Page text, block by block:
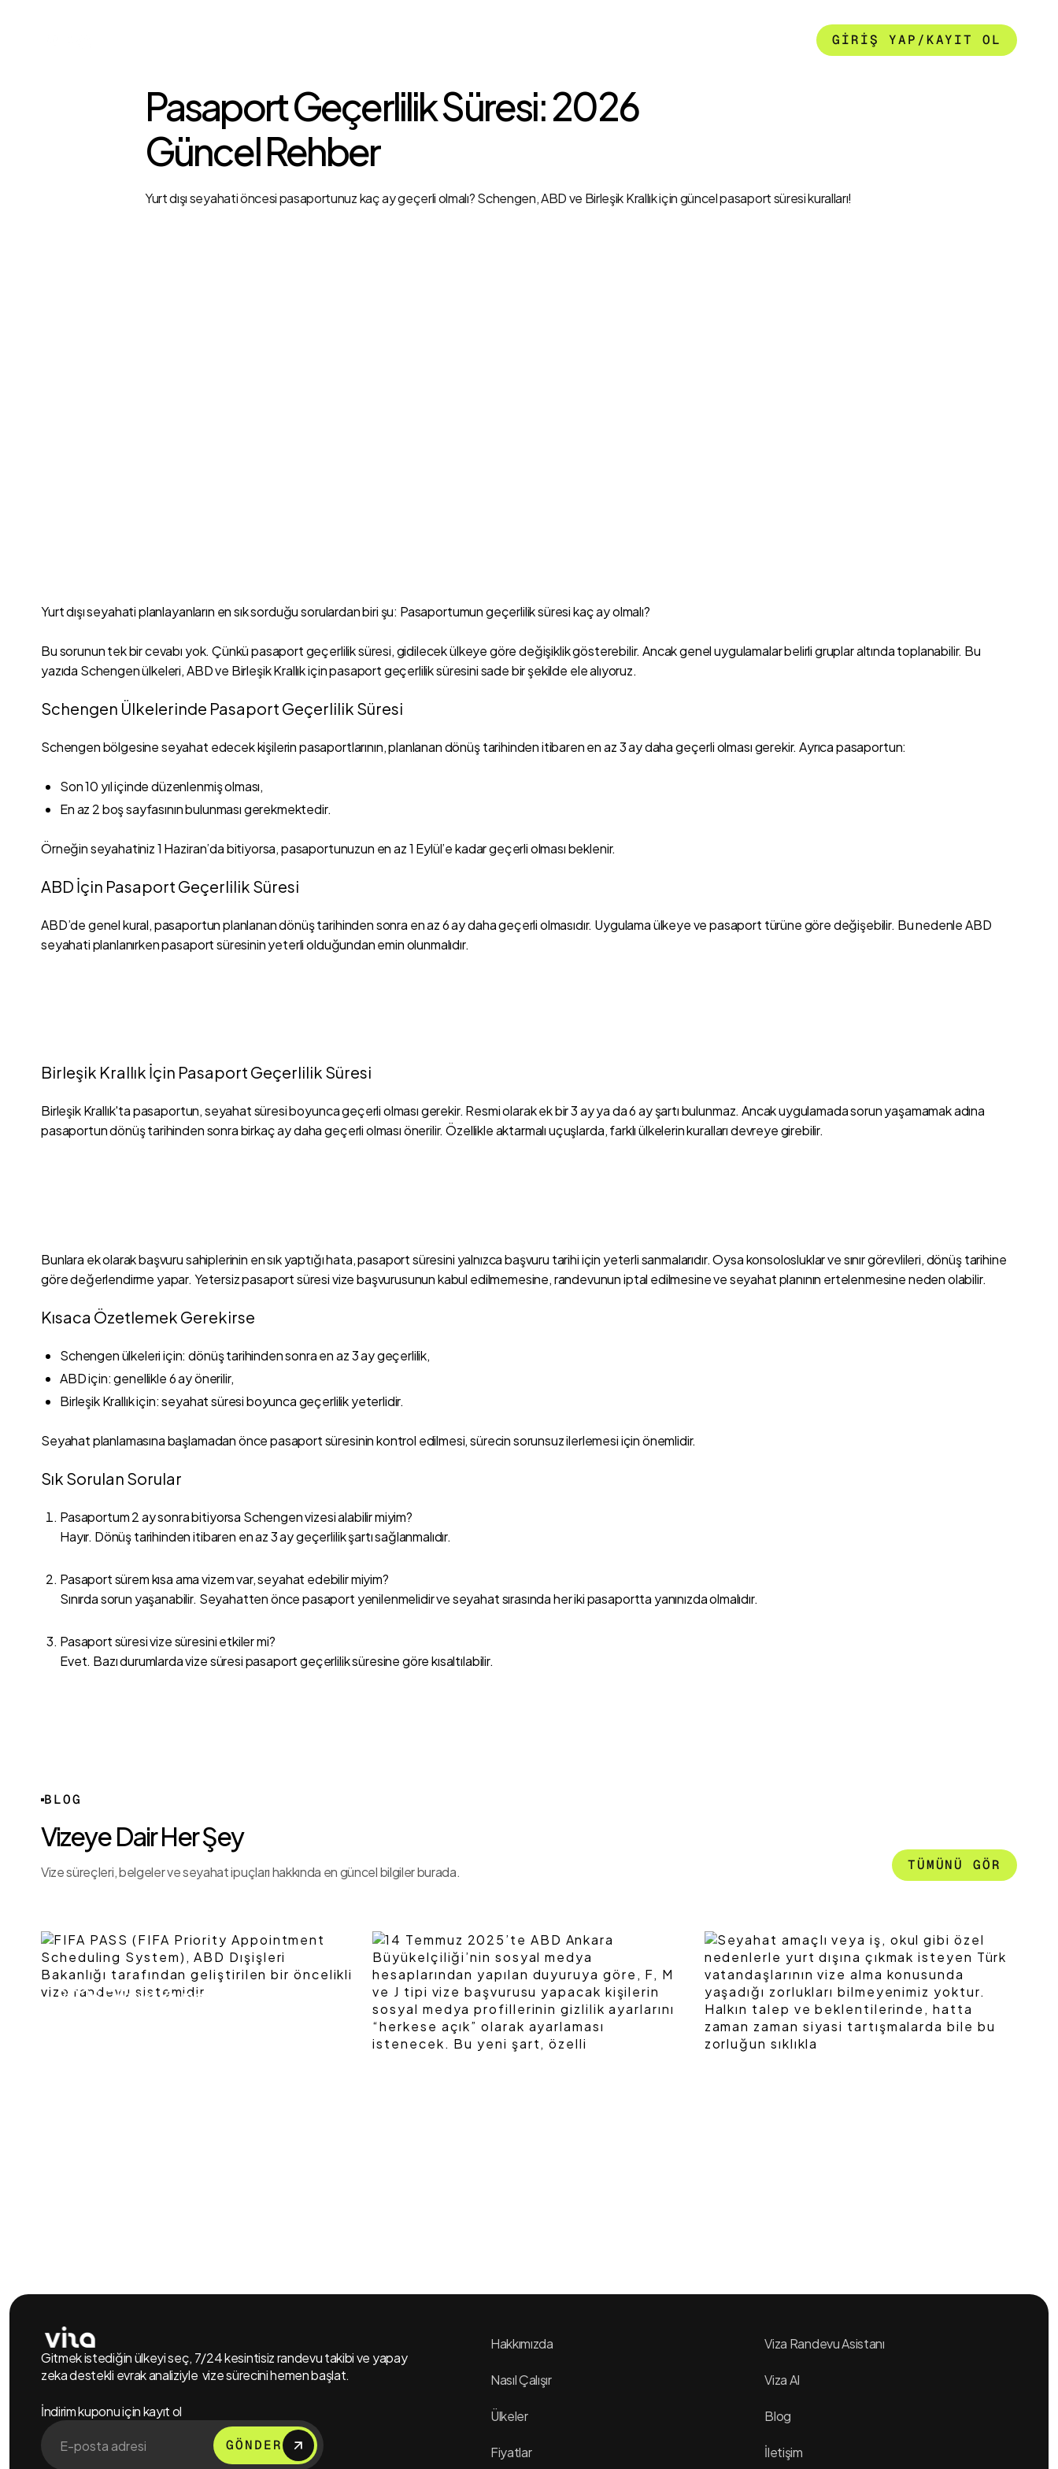
GİRİŞ YAP/KAYIT OL
Pasaport Geçerlilik Süresi: 2026
Güncel Rehber
Yurt dışı seyahati öncesi pasaportunuz kaç ay geçerli olmalı? Schengen, ABD ve Birleşik Krallık için güncel pasaport süresi kuralları!
Yurt dışı seyahati planlayanların en sık sorduğu sorulardan biri şu: Pasaportumun geçerlilik süresi kaç ay olmalı?
Bu sorunun tek bir cevabı yok. Çünkü pasaport geçerlilik süresi, gidilecek ülkeye göre değişiklik gösterebilir. Ancak genel uygulamalar belirli gruplar altında toplanabilir. Bu
yazıda Schengen ülkeleri, ABD ve Birleşik Krallık için pasaport geçerlilik süresini sade bir şekilde ele alıyoruz.
Schengen Ülkelerinde Pasaport Geçerlilik Süresi
Schengen bölgesine seyahat edecek kişilerin pasaportlarının, planlanan dönüş tarihinden itibaren en az 3 ay daha geçerli olması gerekir. Ayrıca pasaportun:
Son 10 yıl içinde düzenlenmiş olması,
En az 2 boş sayfasının bulunması gerekmektedir.
Örneğin seyahatiniz 1 Haziran’da bitiyorsa, pasaportunuzun en az 1 Eylül’e kadar geçerli olması beklenir.
ABD İçin Pasaport Geçerlilik Süresi
ABD’de genel kural, pasaportun planlanan dönüş tarihinden sonra en az 6 ay daha geçerli olmasıdır. Uygulama ülkeye ve pasaport türüne göre değişebilir. Bu nedenle ABD
seyahati planlanırken pasaport süresinin yeterli olduğundan emin olunmalıdır.
Birleşik Krallık İçin Pasaport Geçerlilik Süresi
Birleşik Krallık'ta pasaportun, seyahat süresi boyunca geçerli olması gerekir. Resmi olarak ek bir 3 ay ya da 6 ay şartı bulunmaz. Ancak uygulamada sorun yaşamamak adına
pasaportun dönüş tarihinden sonra birkaç ay daha geçerli olması önerilir. Özellikle aktarmalı uçuşlarda, farklı ülkelerin kuralları devreye girebilir.
Bunlara ek olarak başvuru sahiplerinin en sık yaptığı hata, pasaport süresini yalnızca başvuru tarihi için yeterli sanmalarıdır. Oysa konsolosluklar ve sınır görevlileri, dönüş tarihine
göre değerlendirme yapar. Yetersiz pasaport süresi vize başvurusunun kabul edilmemesine, randevunun iptal edilmesine ve seyahat planının ertelenmesine neden olabilir.
Kısaca Özetlemek Gerekirse
Schengen ülkeleri için: dönüş tarihinden sonra en az 3 ay geçerlilik,
ABD için: genellikle 6 ay önerilir,
Birleşik Krallık için: seyahat süresi boyunca geçerlilik yeterlidir.
Seyahat planlamasına başlamadan önce pasaport süresinin kontrol edilmesi, sürecin sorunsuz ilerlemesi için önemlidir.
Sık Sorulan Sorular
Pasaportum 2 ay sonra bitiyorsa Schengen vizesi alabilir miyim?
Hayır. Dönüş tarihinden itibaren en az 3 ay geçerlilik şartı sağlanmalıdır.
Pasaport sürem kısa ama vizem var, seyahat edebilir miyim?
Sınırda sorun yaşanabilir. Seyahatten önce pasaport yenilenmelidir ve seyahat sırasında her iki pasaportta yanınızda olmalıdır.
Pasaport süresi vize süresini etkiler mi?
Evet. Bazı durumlarda vize süresi pasaport geçerlilik süresine göre kısaltılabilir.
BLOG
Vizeye Dair Her Şey
Vize süreçleri, belgeler ve seyahat ipuçları hakkında en güncel bilgiler burada. TÜMÜNÜ GÖR
2026 Dünya Kupası ABD Vizesi:
Gitmek istediğin ülkeyi seç, 7/24 kesintisiz randevu takibi ve yapay
zeka destekli evrak analiziyle vize sürecini hemen başlat.
İndirim kuponu için kayıt ol
GÖNDER
Hakkımızda
Nasıl Çalışır
Ülkeler
Fiyatlar
Viza Randevu Asistanı
Viza AI
Blog
İletişim